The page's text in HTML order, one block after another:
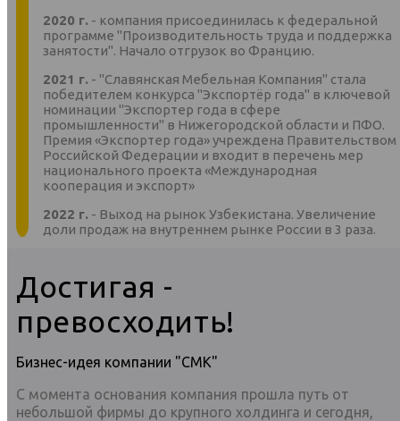
2020 г. - компания присоединилась к федеральной
программе "Производительность труда и поддержка
занятости". Начало отгрузок во Францию.
2021 г. - "Славянская Мебельная Компания" стала
победителем конкурса "Экспортёр года" в ключевой
номинации "Экспортер года в сфере
промышленности" в Нижегородской области и ПФО.
Премия «Экспортер года» учреждена Правительством
Российской Федерации и входит в перечень мер
национального проекта «Международная
кооперация и экспорт»
2022 г. - Выход на рынок Узбекистана. Увеличение
доли продаж на внутреннем рынке России в 3 раза.
Достигая -
превосходить!
Бизнес-идея компании "СМК"
С момента основания компания прошла путь от
небольшой фирмы до крупного холдинга и сегодня,